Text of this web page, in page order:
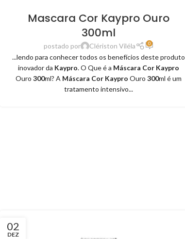
Mascara Cor Kaypro Ouro
300ml
postado por Clériston Viléla 0
...lendo para conhecer todos os benefícios deste produto
inovador da Kaypro. O Que é a Máscara Cor Kaypro
Ouro300ml? A Máscara Cor Kaypro Ouro300ml é um
tratamento intensivo...
02
DEZ